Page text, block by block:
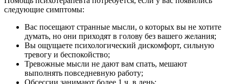
следующие симптомы:
Вас посещают странные мысли, о которых вы не хотите
думать, но они приходят в голову без вашего желания;
Вы ощущаете психологический дискомфорт, сильную
тревогу и беспокойство;
Тревожные мысли не дают вам спать, мешают
выполнять повседневную работу;
Обсессии занимают более 1 ч. в день;